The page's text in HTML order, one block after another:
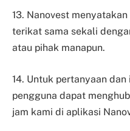
13. Nanovest
terikat sama sekali
atau pihak manapun.
14. Untuk pertanyaan
pengguna dapat
jam kami di aplikasi